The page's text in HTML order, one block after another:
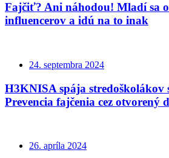
Fajčiť? Ani náhodou! Mladí sa
influencerov a idú na to inak
24. septembra 2024
H3KNISA spája stredoškolákov
Prevencia fajčenia cez otvorený
26. apríla 2024